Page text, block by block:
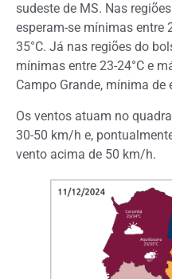
sudeste de MS. Nas
esperam-se mínimas entre
35°C. Já nas regiões do
mínimas entre 23-24°C e
Campo Grande, mínima de
Os ventos atuam no
30-50 km/h e,
vento acima de 50 km/h.